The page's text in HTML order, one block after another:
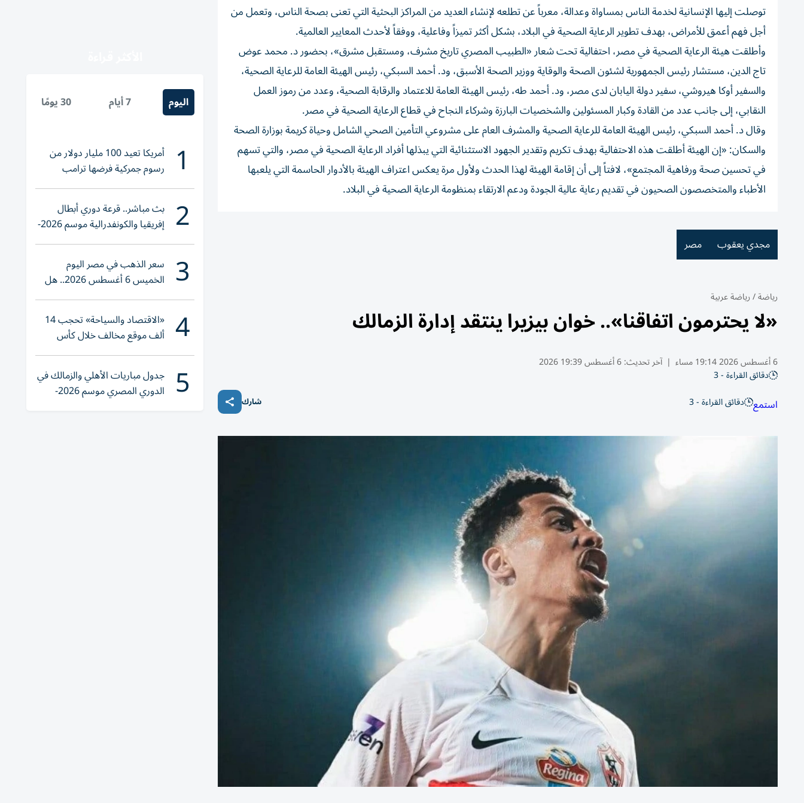
توصلت إليها الإنسانية لخدمة الناس بمساواة وعدالة، معرباً عن تطلعه لإنشاء العديد من المراكز البحثية التي تعنى بصحة الناس، وتعمل من
أجل فهم أعمق للأمراض، بهدف تطوير الرعاية الصحية في البلاد، بشكل أكثر تميزاً وفاعلية، ووفقاً لأحدث المعايير العالمية.
وأطلقت هيئة الرعاية الصحية في مصر، احتفالية تحت شعار «الطبيب المصري تاريخ مشرف، ومستقبل مشرق»، بحضور د. محمد عوض
تاج الدين، مستشار رئيس الجمهورية لشئون الصحة والوقاية ووزير الصحة الأسبق، ود. أحمد السبكي، رئيس الهيئة العامة للرعاية الصحية،
والسفير أوكا هيروشي، سفير دولة اليابان لدى مصر، ود. أحمد طه، رئيس الهيئة العامة للاعتماد والرقابة الصحية، وعدد من رموز العمل
النقابي، إلى جانب عدد من القادة وكبار المسئولين والشخصيات البارزة وشركاء النجاح في قطاع الرعاية الصحية في مصر.
وقال د. أحمد السبكي، رئيس الهيئة العامة للرعاية الصحية والمشرف العام على مشروعي التأمين الصحي الشامل وحياة كريمة بوزارة الصحة
والسكان: «إن الهيئة أطلقت هذه الاحتفالية بهدف تكريم وتقدير الجهود الاستثنائية التي يبذلها أفراد الرعاية الصحية في مصر، والتي تسهم
في تحسين صحة ورفاهية المجتمع»، لافتاً إلى أن إقامة الهيئة لهذا الحدث ولأول مرة يعكس اعتراف الهيئة بالأدوار الحاسمة التي يلعبها
الأطباء والمتخصصون الصحيون في تقديم رعاية عالية الجودة ودعم الارتقاء بمنظومة الرعاية الصحية في البلاد.
مجدي يعقوب مصر
رياضة/رياضة عربية
«لا يحترمون اتفاقنا».. خوان بيزيرا ينتقد إدارة الزمالك
6 أغسطس 2026 19:14 مساء | آخر تحديث:6 أغسطس 19:39 2026
دقائق القراءة - 3
استمع دقائق القراءة - 3 شارك
اليوم 7 أيام 30 يومًا
1 أمريكا تعيد 100 مليار دولار من
رسوم جمركية فرضها ترامب
2 بث مباشر.. قرعة دوري أبطال
إفريقيا والكونفدرالية موسم 2026-
2027
3 سعر الذهب في مصر اليوم
الخميس 6 أغسطس 2026.. هل
تنوي الشراء؟
4 «الاقتصاد والسياحة» تحجب 14
ألف موقع مخالف خلال كأس
العالم 2026
5 جدول مباريات الأهلي والزمالك في
الدوري المصري موسم 2026-